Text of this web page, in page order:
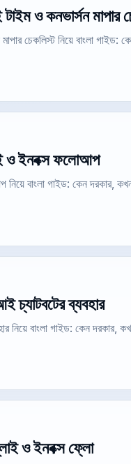
ও কনভার্সন মাপার
চেকলিস্ট নিয়ে বাংলা
ও ইনবক্স ফলোআপ
বাংলা গাইড: কেন দরকার,
চ্যাটবটের ব্যবহার
বাংলা গাইড: কেন দরকার,
ও ইনবক্স ফ্লো